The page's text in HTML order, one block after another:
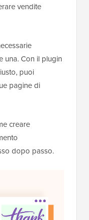
vendite
una. Con il plugin
puoi
pagine di
creare
dopo passo.